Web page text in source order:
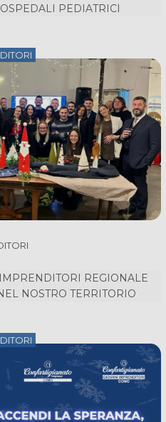
PEDIATRICI
REGIONALE
NOSTRO TERRITORIO